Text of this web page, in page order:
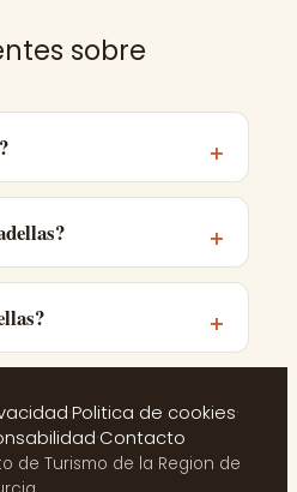
sobre
·Politica de cookies·
·Contacto
de Turismo de la Region de